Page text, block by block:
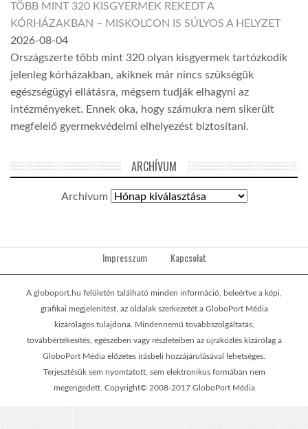
TÖBB MINT 320 KISGYERMEK REKEDT A
KÓRHÁZAKBAN – MISKOLCON IS SÚLYOS A HELYZET
2026-08-04
Országszerte több mint 320 olyan kisgyermek tartózkodik
jelenleg kórházakban, akiknek már nincs szükségük
egészségügyi ellátásra, mégsem tudják elhagyni az
intézményeket. Ennek oka, hogy számukra nem sikerült
megfelelő gyermekvédelmi elhelyezést biztosítani.
ARCHÍVUM
Archívum
Impresszum Kapcsolat
A globoport.hu felületén található minden információ, beleértve a képi,
grafikai megjelenítést, az oldalak szerkezetét a GloboPort Média
kizárólagos tulajdona. Mindennemű továbbszolgáltatás,
továbbértékesítés, egészében vagy részleteiben az újraközlés kizárólag a
GloboPort Média előzetes írásbeli hozzájárulásával lehetséges.
Terjesztésük sem nyomtatott, sem elektronikus formában nem
megengedett. Copyright© 2008-2017 GloboPort Média